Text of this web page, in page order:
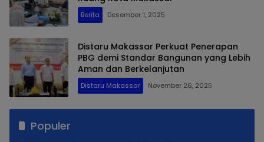
Berita Desember 1, 2025
Distaru Makassar Perkuat Penerapan
PBG demi Standar Bangunan yang Lebih
Aman dan Berkelanjutan
Distaru Makassar November 26, 2025
Populer